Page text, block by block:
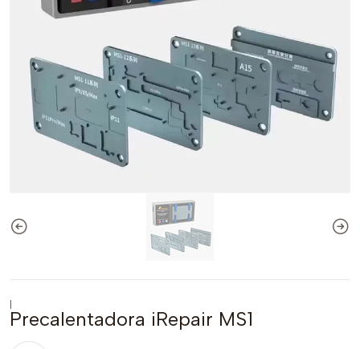
|
Precalentadora iRepair MS1